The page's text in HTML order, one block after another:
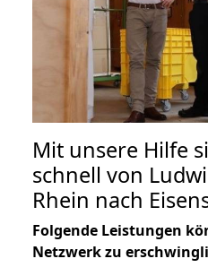
Mit unsere Hilfe
schnell von
Rhein nach
Folgende Leistungen
Netzwerk zu